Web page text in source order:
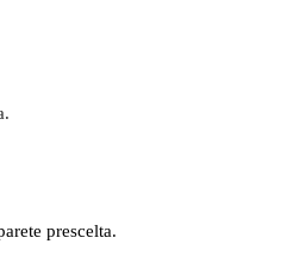
prescelta.